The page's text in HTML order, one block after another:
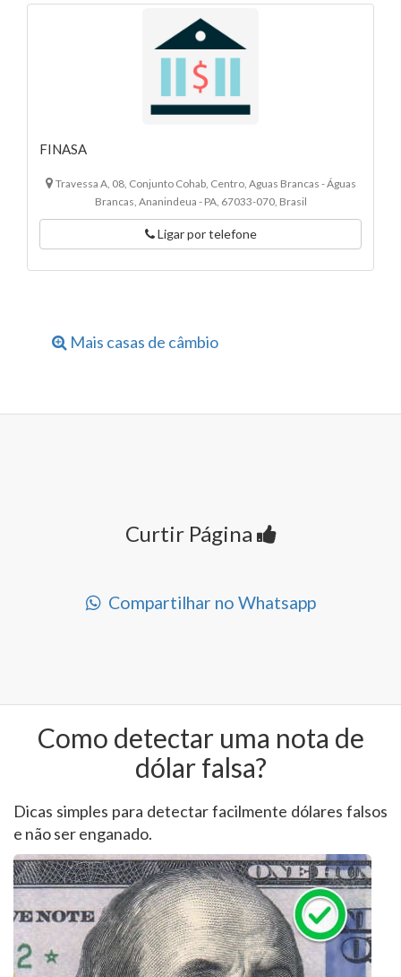
FINASA
Travessa A, 08, Conjunto Cohab, Centro, Aguas Brancas - Águas
Brancas, Ananindeua - PA, 67033-070, Brasil
Ligar por telefone
Mais casas de câmbio
Curtir Página
Compartilhar no Whatsapp
Como detectar uma nota de
dólar falsa?
Dicas simples para detectar facilmente dólares falsos
e não ser enganado.